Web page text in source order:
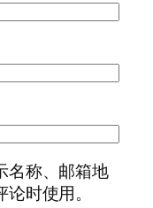
名称、邮箱地
时使用。